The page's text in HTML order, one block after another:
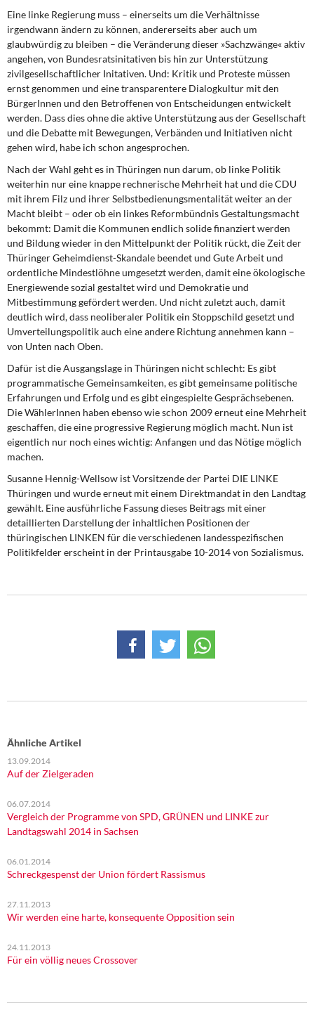
Eine linke Regierung muss – einerseits um die Verhältnisse
irgendwann ändern zu können, andererseits aber auch um
glaubwürdig zu bleiben – die Veränderung dieser »Sachzwänge« aktiv
angehen, von Bundesratsinitativen bis hin zur Unterstützung
zivilgesellschaftlicher Initativen. Und: Kritik und Proteste müssen
ernst genommen und eine transparentere Dialogkultur mit den
BürgerInnen und den Betroffenen von Entscheidungen entwickelt
werden. Dass dies ohne die aktive Unterstützung aus der Gesellschaft
und die Debatte mit Bewegungen, Verbänden und Initiativen nicht
gehen wird, habe ich schon angesprochen.
Nach der Wahl geht es in Thüringen nun darum, ob linke Politik
weiterhin nur eine knappe rechnerische Mehrheit hat und die CDU
mit ihrem Filz und ihrer Selbstbedienungsmentalität weiter an der
Macht bleibt – oder ob ein linkes Reformbündnis Gestaltungsmacht
bekommt: Damit die Kommunen endlich solide finanziert werden
und Bildung wieder in den Mittelpunkt der Politik rückt, die Zeit der
Thüringer Geheimdienst-Skandale beendet und Gute Arbeit und
ordentliche Mindestlöhne umgesetzt werden, damit eine ökologische
Energiewende sozial gestaltet wird und Demokratie und
Mitbestimmung gefördert werden. Und nicht zuletzt auch, damit
deutlich wird, dass neoliberaler Politik ein Stoppschild gesetzt und
Umverteilungspolitik auch eine andere Richtung annehmen kann –
von Unten nach Oben.
Dafür ist die Ausgangslage in Thüringen nicht schlecht: Es gibt
programmatische Gemeinsamkeiten, es gibt gemeinsame politische
Erfahrungen und Erfolg und es gibt eingespielte Gesprächsebenen.
Die WählerInnen haben ebenso wie schon 2009 erneut eine Mehrheit
geschaffen, die eine progressive Regierung möglich macht. Nun ist
eigentlich nur noch eines wichtig: Anfangen und das Nötige möglich
machen.
Susanne Hennig-Wellsow ist Vorsitzende der Partei DIE LINKE
Thüringen und wurde erneut mit einem Direktmandat in den Landtag
gewählt. Eine ausführliche Fassung dieses Beitrags mit einer
detaillierten Darstellung der inhaltlichen Positionen der
thüringischen LINKEN für die verschiedenen landesspezifischen
Politikfelder erscheint in der Printausgabe 10-2014 von Sozialismus.
Ähnliche Artikel
13.09.2014
Auf der Zielgeraden
06.07.2014
Vergleich der Programme von SPD, GRÜNEN und LINKE zur
Landtagswahl 2014 in Sachsen
06.01.2014
Schreckgespenst der Union fördert Rassismus
27.11.2013
Wir werden eine harte, konsequente Opposition sein
24.11.2013
Für ein völlig neues Crossover